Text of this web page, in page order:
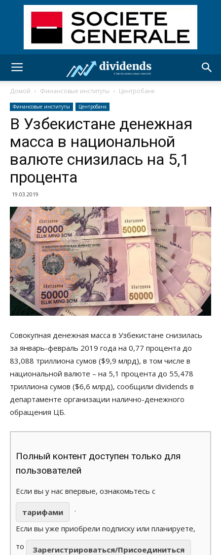
Домой Финансовые институты Центробанк
Финансовые институты Центробанк
В Узбекистане денежная
масса в национальной
валюте снизилась на 5,1
процента
19.03.2019
Совокупная денежная масса в Узбекистане снизилась
за январь-февраль 2019 года на 0,77 процента до
83,088 триллиона сумов ($9,9 млрд), в том числе в
национальной валюте – на 5,1 процента до 55,478
триллиона сумов ($6,6 млрд), сообщили dividends в
департаменте организации налично-денежного
обращения ЦБ.
Полный контент доступен только для
пользователей
Если вы у нас впервые, ознакомьтесь с
тарифами
.
Если вы уже приобрели подписку или планируете,
то
Зарегистрироваться/Присоединиться